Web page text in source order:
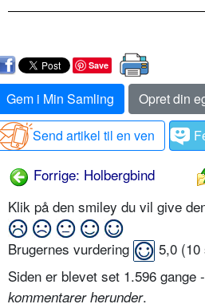
Save
Gem i Min Samling
Opret din
Send artikel til en ven
Forrige: Holbergbind
Klik på den smiley du vil give
Brugernes vurdering 5,0 (10
Siden er blevet set 1.596 gange -
kommentarer herunder.